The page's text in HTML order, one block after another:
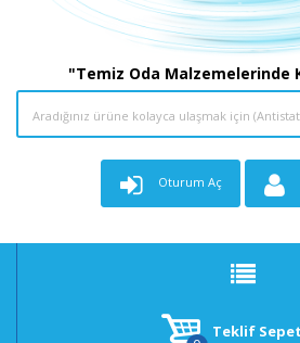
"Temiz Oda Malzemelerinde
Oturum Aç
Teklif